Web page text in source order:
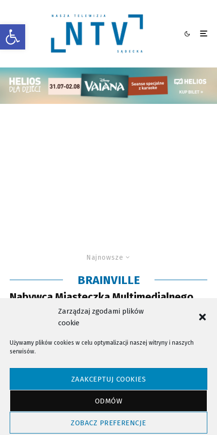
Otwórz pasek narzędzi
Zarządzaj zgodami plików
cookie
Używamy plików cookies w celu optymalizacji naszej witryny i naszych
serwisów.
ZAAKCEPTUJ COOKIES
ODMÓW
ZOBACZ PREFERENCJE
Najnowsze
BRAINVILLE
Nabywca Miasteczka Multimedialnego
pochodzi z Małopolski
NTV - Nasza Telewizja Sądecka © 2023 Wszystkie prawa zastrzeżone!
Powrót do góry